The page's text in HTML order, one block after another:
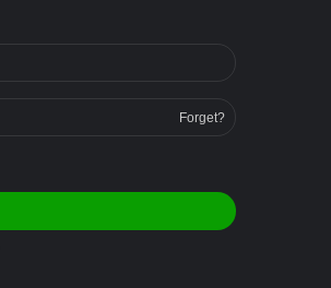
Forget?